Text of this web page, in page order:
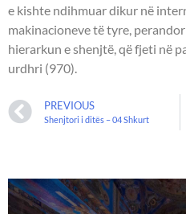
e kishte ndihmuar dikur në
makinacioneve të tyre,
hierarkun e shenjtë, që fjeti në
urdhri (970).
PREVIOUS
Shenjtori i ditës – 04 Shkurt